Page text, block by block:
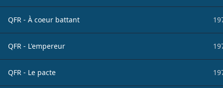
QFR - À coeur battant
QFR - L'empereur
QFR - Le pacte